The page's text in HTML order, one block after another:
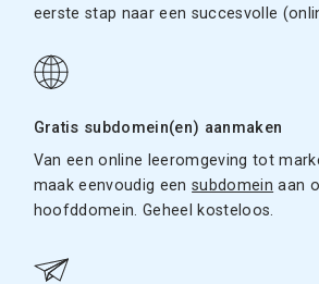
eerste stap naar een succesvolle
Gratis subdomein(en) aanmaken
Van een online leeromgeving tot
maak eenvoudig eensubdomein aan
hoofddomein. Geheel kosteloos.